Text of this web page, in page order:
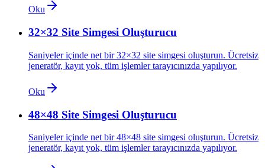
Oku
32×32 Site Simgesi Oluşturucu
Saniyeler içinde net bir 32×32 site simgesi oluşturun. Ücretsiz
jeneratör, kayıt yok, tüm işlemler tarayıcınızda yapılıyor.
Oku
48×48 Site Simgesi Oluşturucu
Saniyeler içinde net bir 48×48 site simgesi oluşturun. Ücretsiz
jeneratör, kayıt yok, tüm işlemler tarayıcınızda yapılıyor.